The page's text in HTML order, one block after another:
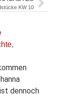
KW 10
,
ist dennoch